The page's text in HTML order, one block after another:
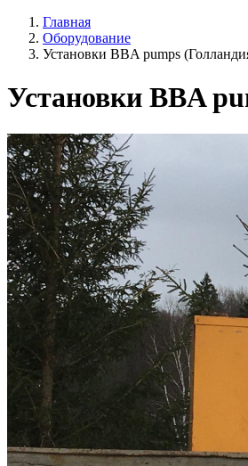
Главная
Оборудование
Установки BBA pumps
Установки BBA